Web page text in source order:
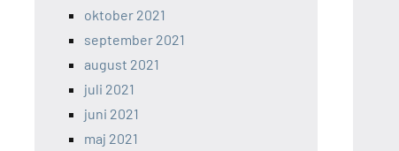
oktober 2021
september 2021
august 2021
juli 2021
juni 2021
maj 2021